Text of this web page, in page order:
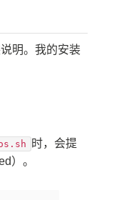
明。我的安装
时，会提
）。